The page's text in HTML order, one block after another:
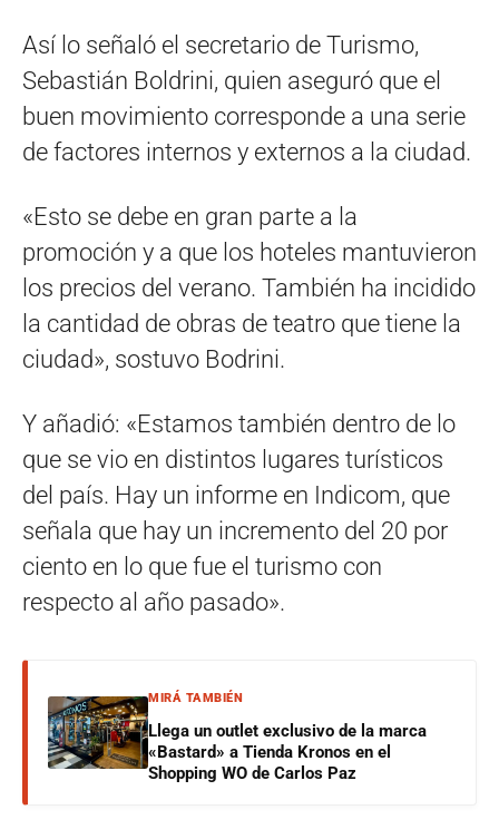
Así lo señaló el secretario de Turismo,
Sebastián Boldrini, quien aseguró que el
buen movimiento corresponde a una serie
de factores internos y externos a la ciudad.
«Esto se debe en gran parte a la
promoción y a que los hoteles mantuvieron
los precios del verano. También ha incidido
la cantidad de obras de teatro que tiene la
ciudad», sostuvo Bodrini.
Y añadió: «Estamos también dentro de lo
que se vio en distintos lugares turísticos
del país. Hay un informe en Indicom, que
señala que hay un incremento del 20 por
ciento en lo que fue el turismo con
respecto al año pasado».
MIRÁ TAMBIÉN
Llega un outlet exclusivo de la marca
«Bastard» a Tienda Kronos en el
Shopping WO de Carlos Paz